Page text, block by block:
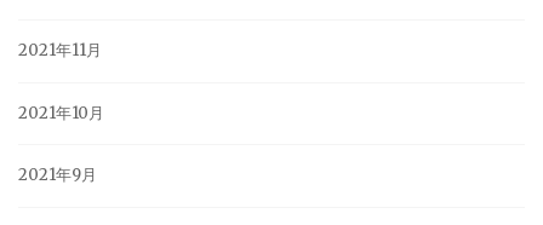
2021年11月
2021年10月
2021年9月